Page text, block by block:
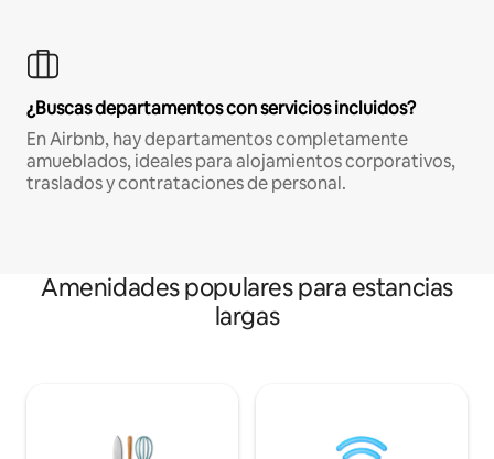
¿Buscas departamentos con servicios incluidos?
En Airbnb, hay departamentos completamente
amueblados, ideales para alojamientos corporativos,
traslados y contrataciones de personal.
Amenidades populares para estancias
largas